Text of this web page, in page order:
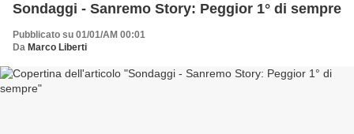
Sondaggi - Sanremo Story: Peggior 1° di sempre
Pubblicato su 01/01/AM 00:01
Da Marco Liberti